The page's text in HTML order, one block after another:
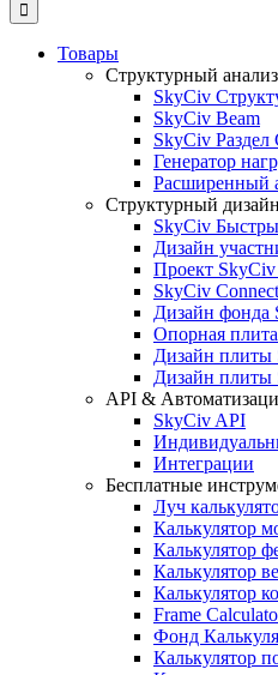
Товары
Структурный анализ
SkyCiv
SkyCiv Beam
SkyCiv Раздел
Генератор
Расширенный
Структурный дизайн
SkyCiv
Дизайн
Проект SkyCiv
SkyCiv
Дизайн фонда
Опорная
Дизайн плиты
Дизайн плиты
API &
SkyCiv API
Интеграции
Бесплатные
Луч
Калькулятор
Калькулятор
Калькулятор
Калькулятор
Frame
Фонд
Калькулятор